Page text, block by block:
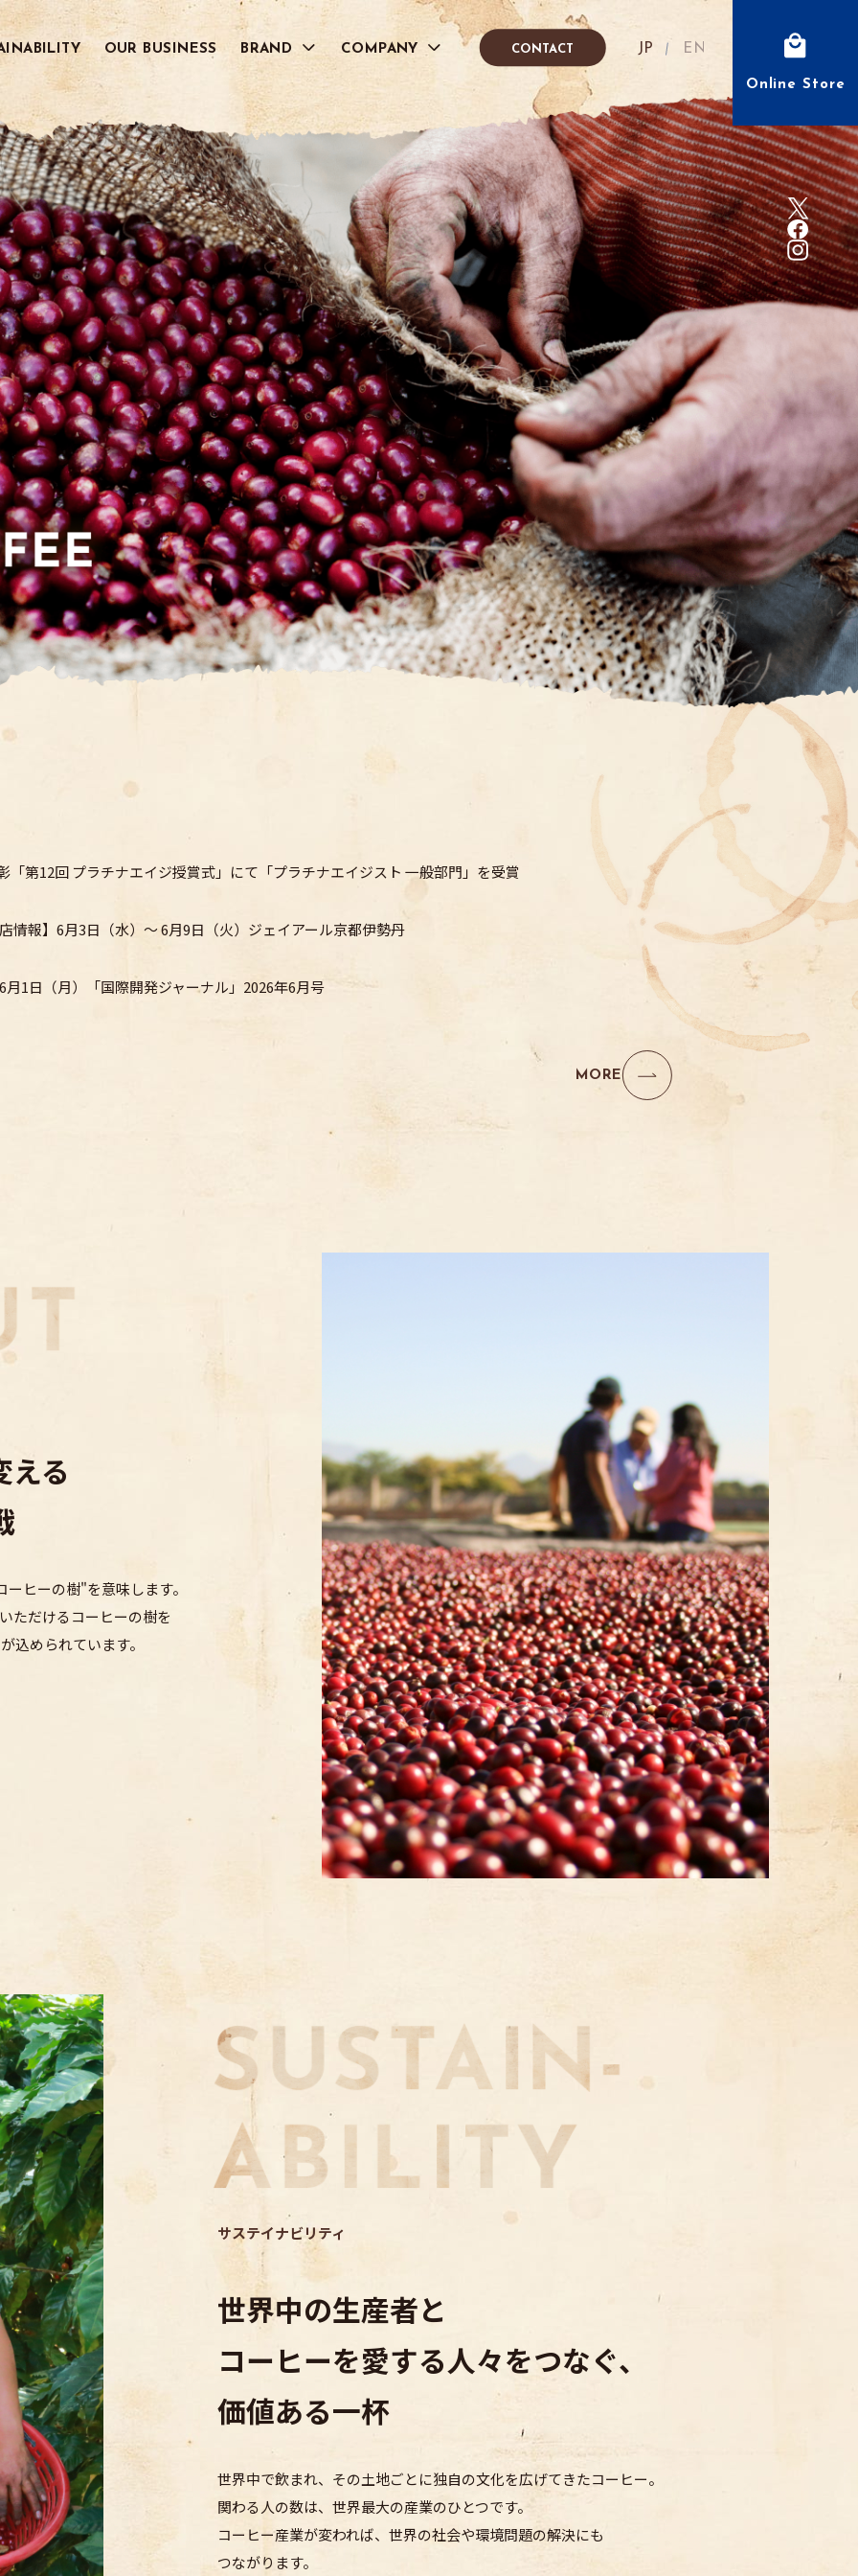
OUR BUSINESS BRAND
Grand Cru Café
グラン クリュ カフェ
NATURE CAFÉ
ナチュール カフェ
RESERVA
レゼルバ
Premier Cru Café
プルミエ クリュ カフェ
COFFEE HUNTERS
コーヒーハンターズ
CAFÉ REVOLUCIÓN
カフェ レボルシオン
Café Puente
カフェ プエンテ
LIQUID ICED COFFEE
リキッドアイスコーヒー
COMPANY
RECRUIT
CONTACT JapaneseEnglish
Online Store
「第12回 プラチナエイジ授賞式」にて 「プラチナエイジスト 一般部門」を受賞
情報】 6月3日（水）～ 6月9日（火） ジェイアール京都伊勢丹
1日（月） 「国際開発ジャーナル」2026年6月号
MORE
える
ーヒーの樹"を意味します。
ただけるコーヒーの樹を
込められています。
サステイナビリティ
世界中の生産者と
コーヒーを愛する人々をつなぐ、
価値ある一杯
世界中で飲まれ、その土地ごとに独自の文化を広げてきたコーヒー。
関わる人の数は、 世界最大の産業のひとつです。
コーヒー産業が変われば、世界の社会や環境問題の解決にも
つながります。